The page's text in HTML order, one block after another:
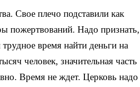
Свое плечо подставили как
пожертвований. Надо признать,
время найти деньги на
человек, значительная часть
Время не ждет. Церковь надо